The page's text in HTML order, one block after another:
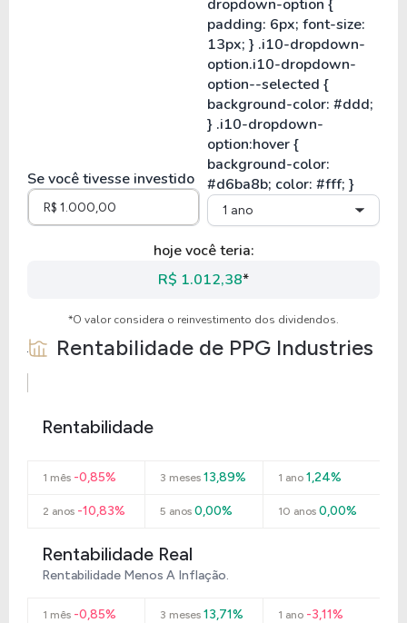
Se você tivesse investido
1 ano
hoje você teria:
R$ 1.012,38*
*O valor considera o reinvestimento dos dividendos.
Rentabilidade de PPG Industries
Rentabilidade
1 mês -0,85% 3 meses 13,89% 1 ano1,24%
2 anos -10,83% 5 anos 0,00% 10 anos0,00%
Rentabilidade Real
Rentabilidade Menos A Inflação.
1 mês -0,85% 3 meses 13,71% 1 ano-3,11%